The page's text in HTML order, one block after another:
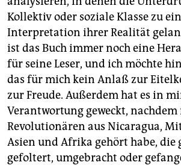
Kollektiv oder soziale Klasse zu
Interpretation ihrer Realität
ist das Buch immer noch eine
für seine Leser, und ich möchte
das für mich kein Anlaß zur
zur Freude. Außerdem hat es in
Verantwortung geweckt,
Revolutionären aus Nicaragua,
Asien und Afrika gehört habe, die
gefoltert, umgebracht oder